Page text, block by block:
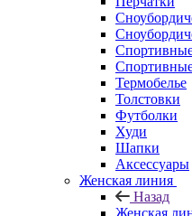
Термобелье
Толстовки
Футболки
Худи
Шапки
Аксессуары
Женская линия
Назад
Женская